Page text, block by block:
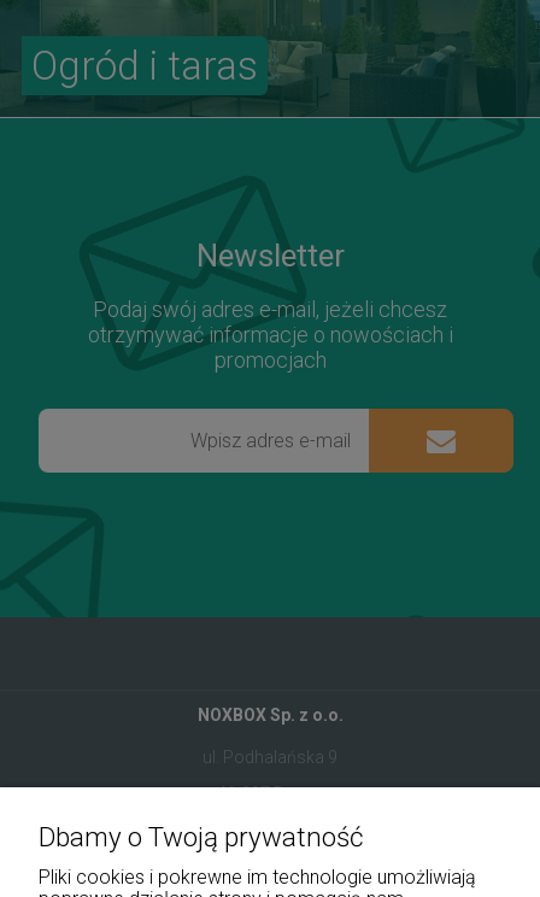
Ogród i taras
Newsletter
Podaj swój adres e-mail, jeżeli chcesz
otrzymywać informacje o nowościach i
promocjach
NOXBOX Sp. z o.o.
ul. Podhalańska 9
41-907 Bytom
+48 534 555 344
sklep@noxbox.pl
Dbamy o Twoją prywatność
Pliki cookies i pokrewne im technologie umożliwiają